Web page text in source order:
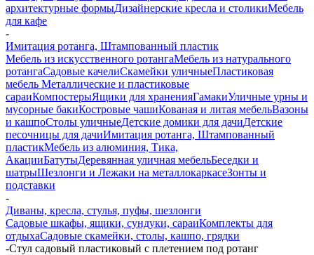
архитектурные формыДизайнерские кресла и столикиМебель
для кафе
-
Имитация ротанга, Штампованный пластик
Мебель из искусственного ротангаМебель из натурального
ротангаСадовые качелиСкамейки уличныеПластиковая
мебель Металлические и пластиковые
сараиКомпостерыЯщики для храненияГамакиУличные урны и
мусорные бакиКостровые чашиКованая и литая мебельВазоны
и кашпоСтолы уличныеДетские домики для дачиДетские
песочницы для дачиИмитация ротанга, Штампованный
пластикМебель из алюминия, Тика,
АкацииБатутыДеревянная уличная мебельБеседки и
шатрыШезлонги и Лежаки на металлокаркасеЗонты и
подставки
-
Диваны, кресла, стулья, пуфы, шезлонги
Садовые шкафы, ящики, сундуки, сараиКомплекты для
отдыхаСадовые скамейки, столы, кашпо, грядки
-Стул садовый пластиковый с плетением под ротанг